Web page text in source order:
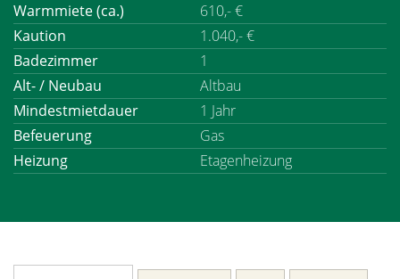
Warmmiete (ca.)
610,- €
Kaution
1.040,- €
Badezimmer
1
Alt- / Neubau
Altbau
Mindestmietdauer
1 Jahr
Befeuerung
Gas
Heizung
Etagenheizung